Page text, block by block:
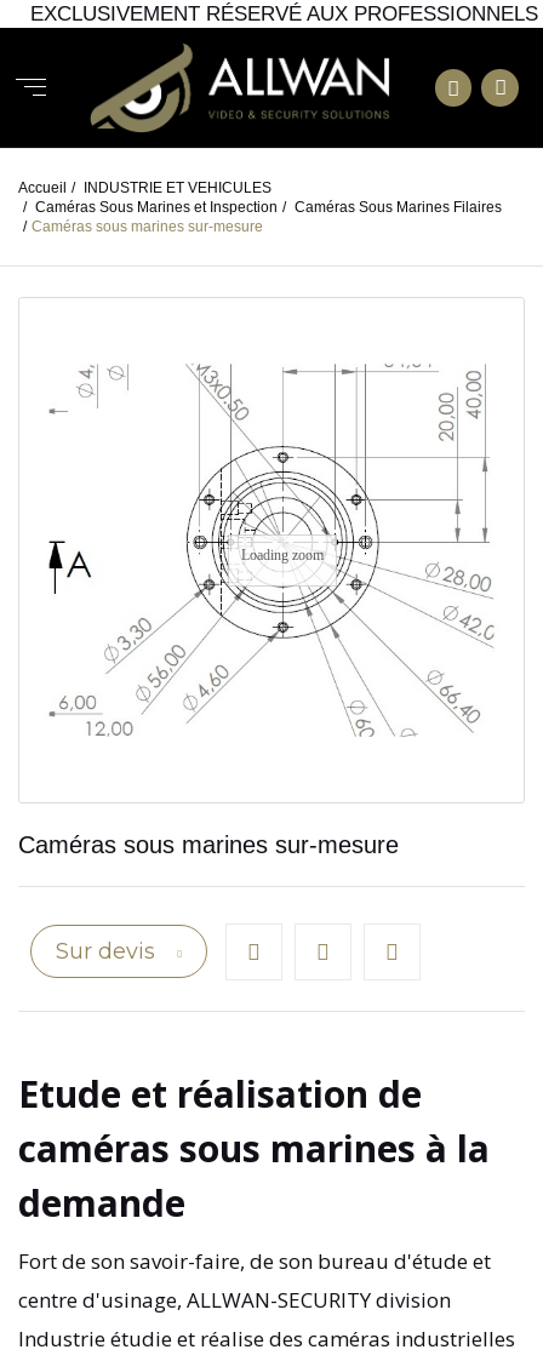
EXCLUSIVEMENT RÉSERVÉ AUX PROFESSIONNELS
Accueil / INDUSTRIE ET VEHICULES
/ Caméras Sous Marines et Inspection / Caméras Sous Marines Filaires
/ Caméras sous marines sur-mesure
Loading zoom
Caméras sous marines sur-mesure
Sur devis
Etude et réalisation de
caméras sous marines à la
demande
Fort de son savoir-faire, de son bureau d'étude et
centre d'usinage, ALLWAN-SECURITY division
Industrie étudie et réalise des caméras industrielles